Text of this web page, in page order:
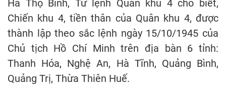
Hà Thọ Bình, Tư lệnh Quân khu 4 cho biết,
Chiến khu 4, tiền thân của Quân khu 4, được
thành lập theo sắc lệnh ngày 15/10/1945 của
Chủ tịch Hồ Chí Minh trên địa bàn 6 tỉnh:
Thanh Hóa, Nghệ An, Hà Tĩnh, Quảng Bình,
Quảng Trị, Thừa Thiên Huế.